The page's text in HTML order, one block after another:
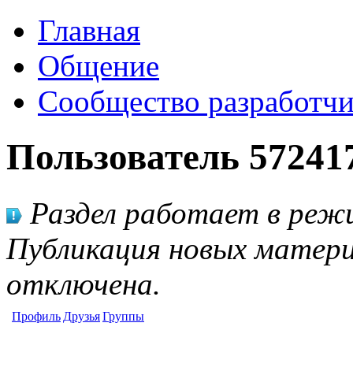
Главная
Общение
Сообщество
Пользователь
Раздел работает в
Публикация новых
отключена.
Профиль ДрузьяГруппы